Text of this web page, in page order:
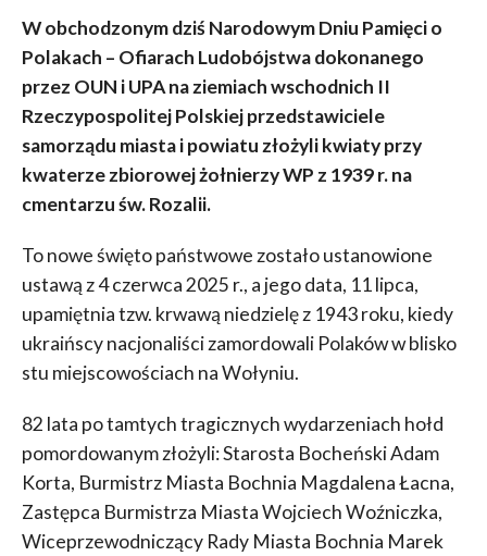
W obchodzonym dziś Narodowym Dniu Pamięci o
Polakach – Ofiarach Ludobójstwa dokonanego
przez OUN i UPA na ziemiach wschodnich II
Rzeczypospolitej Polskiej przedstawiciele
samorządu miasta i powiatu złożyli kwiaty przy
kwaterze zbiorowej żołnierzy WP z 1939 r. na
cmentarzu św. Rozalii.
To nowe święto państwowe zostało ustanowione
ustawą z 4 czerwca 2025 r., a jego data, 11 lipca,
upamiętnia tzw. krwawą niedzielę z 1943 roku, kiedy
ukraińscy nacjonaliści zamordowali Polaków w blisko
stu miejscowościach na Wołyniu.
82 lata po tamtych tragicznych wydarzeniach hołd
pomordowanym złożyli: Starosta Bocheński Adam
Korta, Burmistrz Miasta Bochnia Magdalena Łacna,
Zastępca Burmistrza Miasta Wojciech Woźniczka,
Wiceprzewodniczący Rady Miasta Bochnia Marek